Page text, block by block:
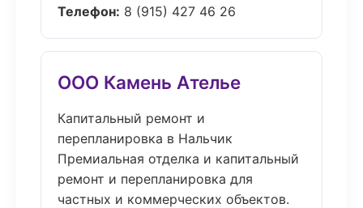
Телефон: 8 (915) 427 46 26
ООО Камень Ателье
Капитальный ремонт и
перепланировка в Нальчик
Премиальная отделка и капитальный
ремонт и перепланировка для
частных и коммерческих объектов.